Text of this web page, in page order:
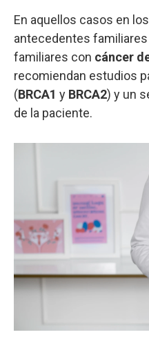
En aquellos casos en
antecedentes
familiares con cáncer
recomiendan estudios
(BRCA1 y BRCA2) y un
de la paciente.